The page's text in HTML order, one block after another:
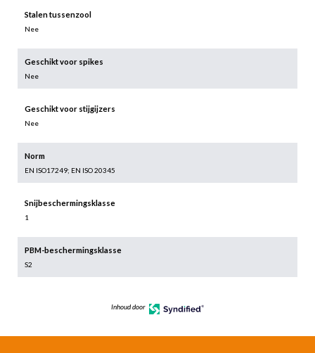
Stalen tussenzool
Nee
Geschikt voor spikes
Nee
Geschikt voor stijgijzers
Nee
Norm
EN ISO17249; EN ISO 20345
Snijbeschermingsklasse
1
PBM-beschermingsklasse
S2
Inhoud door